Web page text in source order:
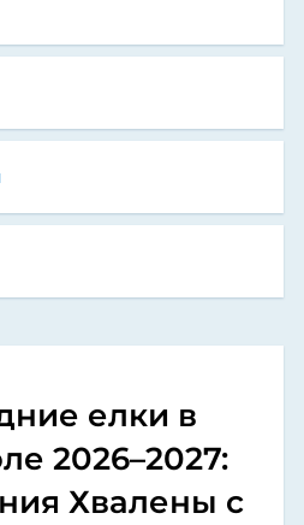
елки в
2026–2027:
Хвалены с